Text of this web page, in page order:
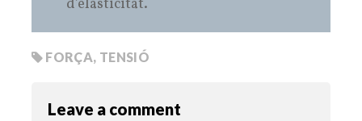
d’elasticitat.
FORÇA, TENSIÓ
Leave a comment